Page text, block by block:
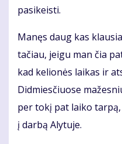
pasikeisti.
Manęs daug kas
tačiau, jeigu man čia
kad kelionės laikas ir
Didmiesčiuose
per tokį pat laiko
į darbą Alytuje.